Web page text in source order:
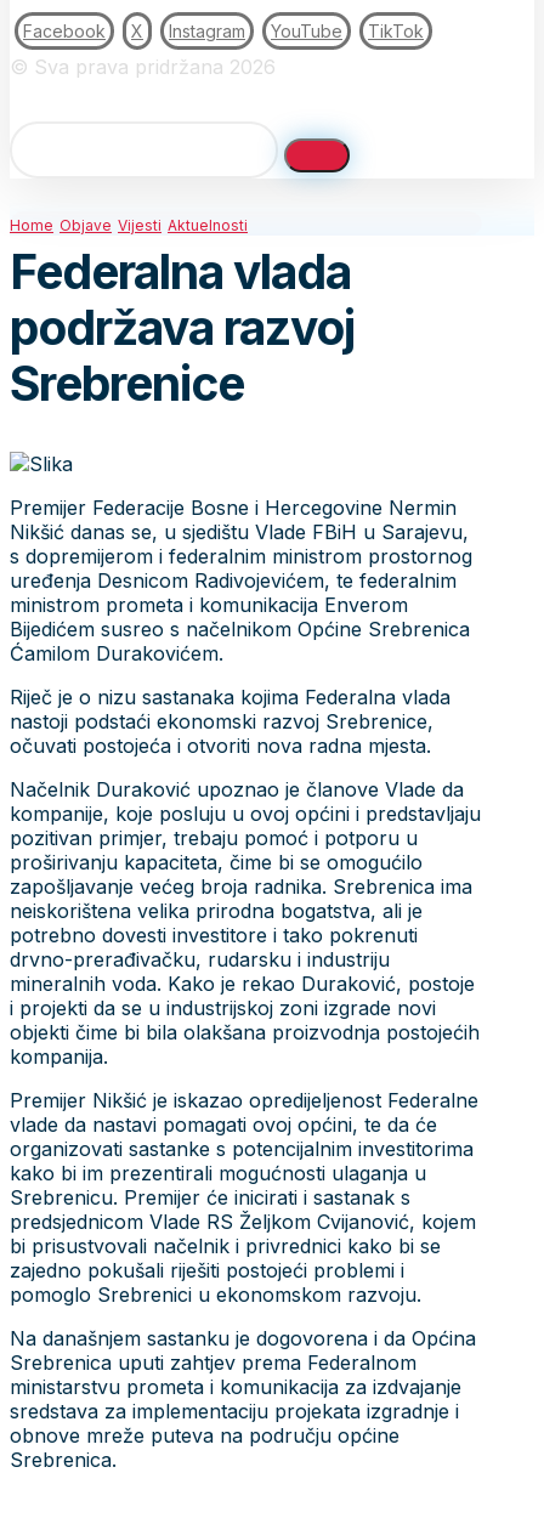
Facebook X Instagram YouTube TikTok
© Sva prava pridržana 2026
Home Objave Vijesti Aktuelnosti
Federalna vlada
podržava razvoj
Srebrenice
Premijer Federacije Bosne i Hercegovine Nermin
Nikšić danas se, u sjedištu Vlade FBiH u Sarajevu,
s dopremijerom i federalnim ministrom prostornog
uređenja Desnicom Radivojevićem, te federalnim
ministrom prometa i komunikacija Enverom
Bijedićem susreo s načelnikom Općine Srebrenica
Ćamilom Durakovićem.
Riječ je o nizu sastanaka kojima Federalna vlada
nastoji podstaći ekonomski razvoj Srebrenice,
očuvati postojeća i otvoriti nova radna mjesta.
Načelnik Duraković upoznao je članove Vlade da
kompanije, koje posluju u ovoj općini i predstavljaju
pozitivan primjer, trebaju pomoć i potporu u
proširivanju kapaciteta, čime bi se omogućilo
zapošljavanje većeg broja radnika. Srebrenica ima
neiskorištena velika prirodna bogatstva, ali je
potrebno dovesti investitore i tako pokrenuti
drvno-prerađivačku, rudarsku i industriju
mineralnih voda. Kako je rekao Duraković, postoje
i projekti da se u industrijskoj zoni izgrade novi
objekti čime bi bila olakšana proizvodnja postojećih
kompanija.
Premijer Nikšić je iskazao opredijeljenost Federalne
vlade da nastavi pomagati ovoj općini, te da će
organizovati sastanke s potencijalnim investitorima
kako bi im prezentirali mogućnosti ulaganja u
Srebrenicu. Premijer će inicirati i sastanak s
predsjednicom Vlade RS Željkom Cvijanović, kojem
bi prisustvovali načelnik i privrednici kako bi se
zajedno pokušali riješiti postojeći problemi i
pomoglo Srebrenici u ekonomskom razvoju.
Na današnjem sastanku je dogovorena i da Općina
Srebrenica uputi zahtjev prema Federalnom
ministarstvu prometa i komunikacija za izdvajanje
sredstava za implementaciju projekata izgradnje i
obnove mreže puteva na području općine
Srebrenica.